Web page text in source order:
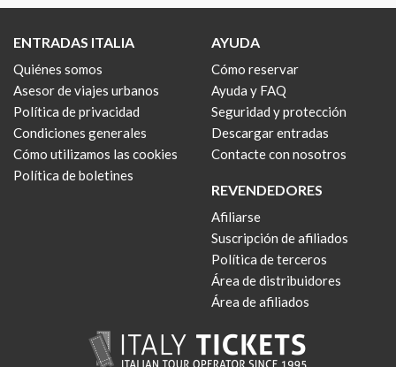
ENTRADAS ITALIA
Quiénes somos
Asesor de viajes urbanos
Política de privacidad
Condiciones generales
Cómo utilizamos las cookies
Política de boletines
AYUDA
Cómo reservar
Ayuda y FAQ
Seguridad y protección
Descargar entradas
Contacte con nosotros
REVENDEDORES
Afiliarse
Suscripción de afiliados
Política de terceros
Área de distribuidores
Área de afiliados